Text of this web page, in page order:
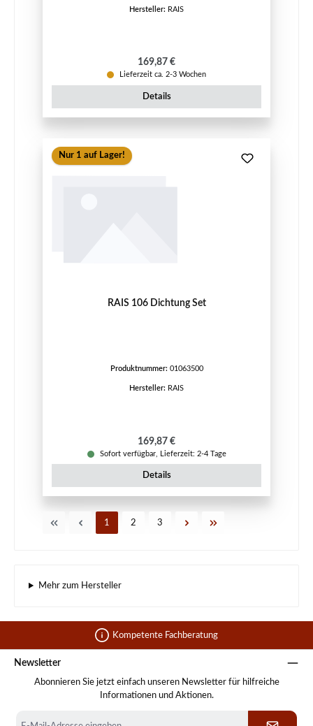
Hersteller: RAIS
Regulärer Preis:
169,87 €
Lieferzeit ca. 2-3 Wochen
Details
Nur 1 auf Lager!
RAIS 106 Dichtung Set
Produktnummer: 01063500
Hersteller: RAIS
Regulärer Preis:
169,87 €
Sofort verfügbar, Lieferzeit: 2-4 Tage
Details
Seite
1 Seite
2 Seite
3
Mehr zum Hersteller
Kompetente Fachberatung
Newsletter
Abonnieren Sie jetzt einfach unseren Newsletter für hilfreiche
Informationen und Aktionen.